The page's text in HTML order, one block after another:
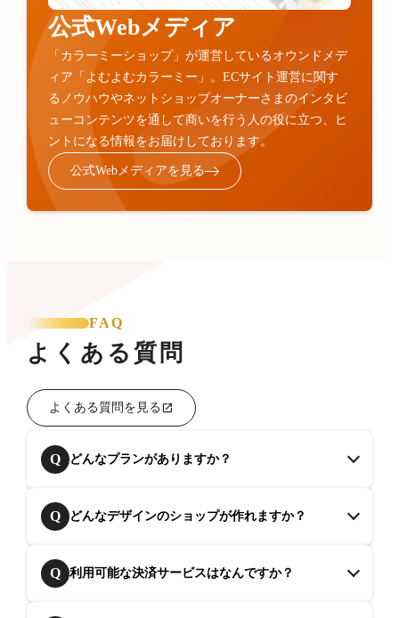
公式Webメディア
「カラーミーショップ」が運営しているオウンドメデ
ィア「よむよむカラーミー」。ECサイト運営に関す
るノウハウやネットショップオーナーさまのインタビ
ューコンテンツを通して商いを行う人の役に立つ、ヒ
ントになる情報をお届けしております。
公式Webメディアを見る
FAQ
よくある質問
よくある質問を見る
Q どんなプランがありますか？
Q どんなデザインのショップが作れますか？
Q 利用可能な決済サービスはなんですか？